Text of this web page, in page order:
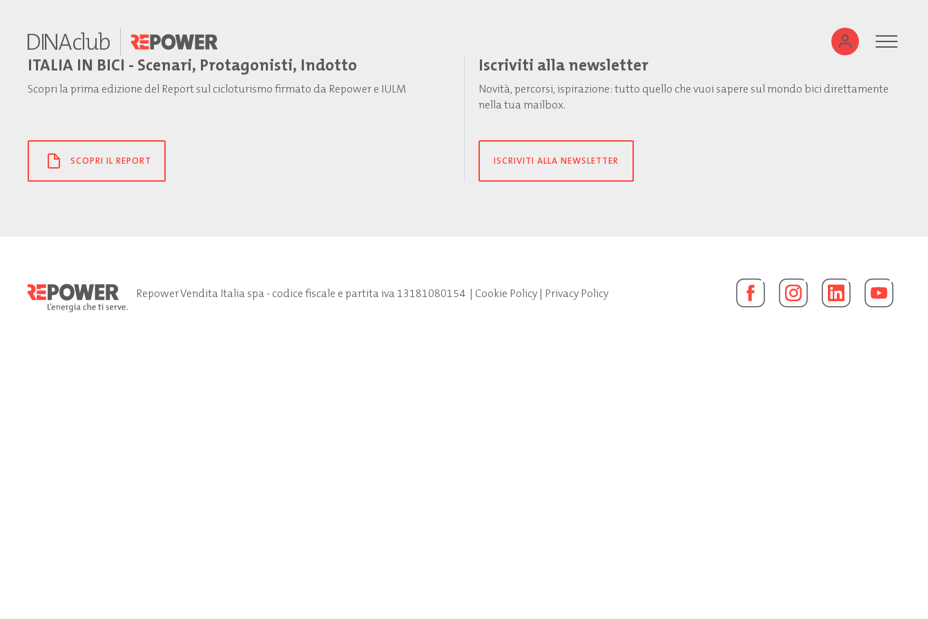
ITALIA IN BICI - Scenari, Protagonisti, Indotto
Scopri la prima edizione del Report sul cicloturismo firmato da Repower e IULM
SCOPRI IL REPORT
Iscriviti alla newsletter
Novità, percorsi, ispirazione: tutto quello che vuoi sapere sul mondo bici direttamente
nella tua mailbox.
ISCRIVITI ALLA NEWSLETTER
Repower Vendita Italia spa - codice fiscale e partita iva 13181080154| Cookie Policy| Privacy Policy